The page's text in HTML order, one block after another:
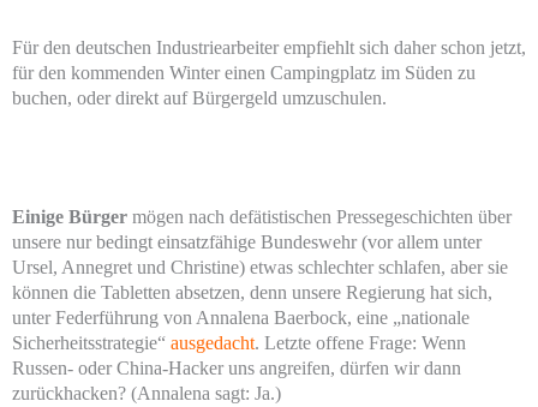
Für den deutschen Industriearbeiter empfiehlt sich daher schon jetzt,
für den kommenden Winter einen Campingplatz im Süden zu
buchen, oder direkt auf Bürgergeld umzuschulen.
Einige Bürger mögen nach defätistischen Pressegeschichten über
unsere nur bedingt einsatzfähige Bundeswehr (vor allem unter
Ursel, Annegret und Christine) etwas schlechter schlafen, aber sie
können die Tabletten absetzen, denn unsere Regierung hat sich,
unter Federführung von Annalena Baerbock, eine „nationale
Sicherheitsstrategie“ ausgedacht. Letzte offene Frage: Wenn
Russen- oder China-Hacker uns angreifen, dürfen wir dann
zurückhacken? (Annalena sagt: Ja.)